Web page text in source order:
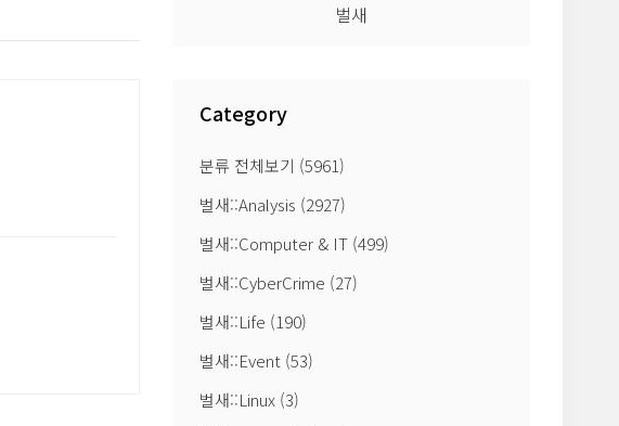
벌새
Category
분류 전체보기 (5961)
벌새::Analysis (2927)
벌새::Computer & IT (499)
벌새::CyberCrime (27)
벌새::Life (190)
벌새::Event (53)
벌새::Linux (3)